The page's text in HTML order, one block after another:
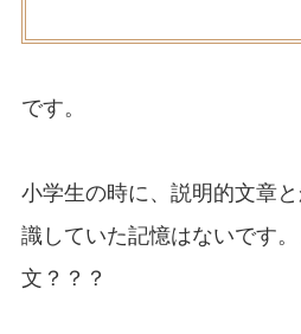
です。
小学生の時に、説明的文章
識していた記憶はないです
文？？？